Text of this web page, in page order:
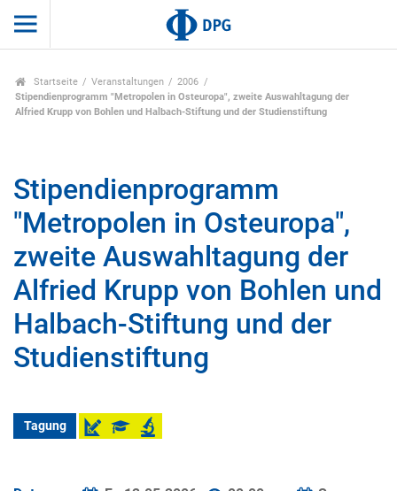
Startseite Veranstaltungen
2006
Stipendienprogramm "Metropolen in Osteuropa", zweite Auswahltagung der
Alfried Krupp von Bohlen und Halbach-Stiftung und der Studienstiftung
Stipendienprogramm
"Metropolen in Osteuropa",
zweite Auswahltagung der
Alfried Krupp von Bohlen und
Halbach-Stiftung und der
Studienstiftung
Tagung